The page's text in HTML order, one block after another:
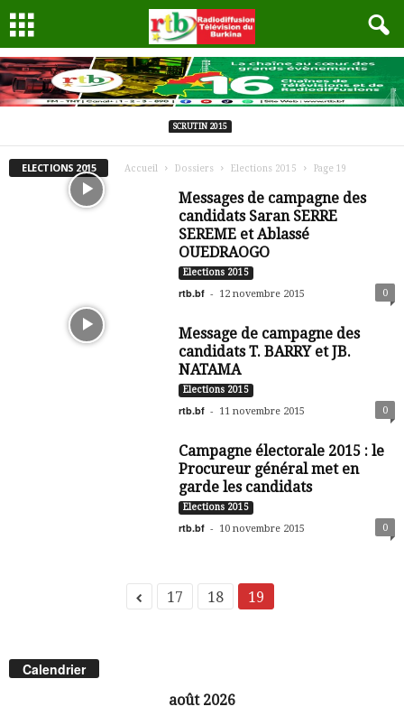
SCRUTIN 2015
ELECTIONS 2015 Accueil Dossiers Elections 2015 Page 19
Messages de campagne des
candidats Saran SERRE
SEREME et Ablassé
OUEDRAOGO
Elections 2015
rtb.bf - 12 novembre 2015 0
Message de campagne des
candidats T. BARRY et JB.
NATAMA
Elections 2015
rtb.bf - 11 novembre 2015 0
Campagne électorale 2015 : le
Procureur général met en
garde les candidats
Elections 2015
rtb.bf - 10 novembre 2015 0
17 18 19
Calendrier
août 2026